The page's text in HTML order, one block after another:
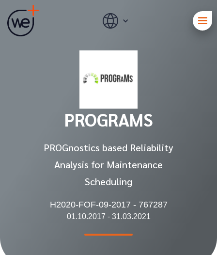
PROGRAMS
PROGnostics based Reliability
Analysis for Maintenance
Scheduling
H2020-FOF-09-2017 - 767287
01.10.2017 - 31.03.2021